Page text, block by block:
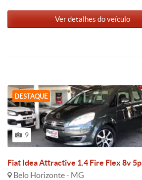
Ver detalhes do veículo
DESTAQUE
9
Fiat Idea Attractive 1.4 Fire Flex 8v 5p
Belo Horizonte - MG